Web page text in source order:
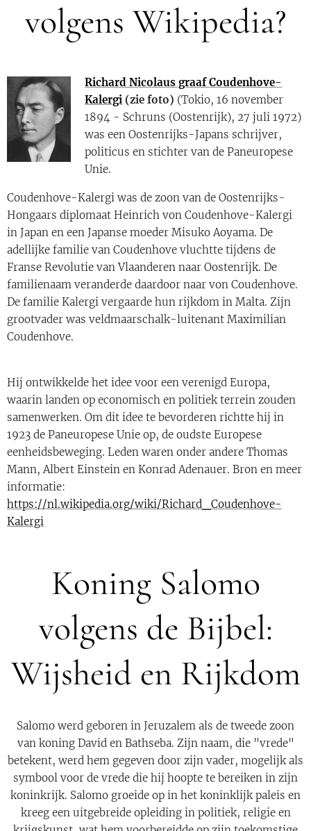
volgens Wikipedia?
Richard Nicolaus graaf Coudenhove-
Kalergi (zie foto) (Tokio, 16 november
1894 - Schruns (Oostenrijk), 27 juli 1972)
was een Oostenrijks-Japans schrijver,
politicus en stichter van de Paneuropese
Unie.
Coudenhove-Kalergi was de zoon van de Oostenrijks-
Hongaars diplomaat Heinrich von Coudenhove-Kalergi
in Japan en een Japanse moeder Misuko Aoyama. De
adellijke familie van Coudenhove vluchtte tijdens de
Franse Revolutie van Vlaanderen naar Oostenrijk. De
familienaam veranderde daardoor naar von Coudenhove.
De familie Kalergi vergaarde hun rijkdom in Malta. Zijn
grootvader was veldmaarschalk-luitenant Maximilian
Coudenhove.
Hij ontwikkelde het idee voor een verenigd Europa,
waarin landen op economisch en politiek terrein zouden
samenwerken. Om dit idee te bevorderen richtte hij in
1923 de Paneuropese Unie op, de oudste Europese
eenheidsbeweging. Leden waren onder andere Thomas
Mann, Albert Einstein en Konrad Adenauer. Bron en meer
informatie:
https://nl.wikipedia.org/wiki/Richard_Coudenhove-
Kalergi
Koning Salomo
volgens de Bijbel:
Wijsheid en Rijkdom
Salomo werd geboren in Jeruzalem als de tweede zoon
van koning David en Bathseba. Zijn naam, die "vrede"
betekent, werd hem gegeven door zijn vader, mogelijk als
symbool voor de vrede die hij hoopte te bereiken in zijn
koninkrijk. Salomo groeide op in het koninklijk paleis en
kreeg een uitgebreide opleiding in politiek, religie en